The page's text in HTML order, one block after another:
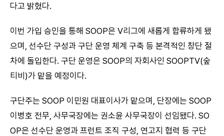
다고 밝혔다.
이번 가입 승인을 통해 SOOP은 V리그에 새롭게 합류하게 됐
으며, 선수단 구성과 구단 운영 체계 구축 등 본격적인 창단 절
차에 돌입한다. 구단 운영은 SOOP의 자회사인 SOOPTV(숲
티비)가 맡을 예정이다.
구단주는 SOOP 이민원 대표이사가 맡으며, 단장에는 SOOP
이병호 전무, 사무국장에는 권소윤 사무국장이 선임됐다. SO
OP은 선수단 운영과 프런트 조직 구성, 연고지 협력 등 구단